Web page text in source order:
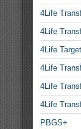
4Life
4Life
4Life
4Life
4Life
4Life
PBGS+